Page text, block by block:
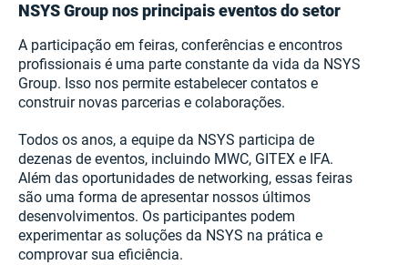
NSYS Group nos principais eventos do setor
A participação em feiras, conferências e encontros
profissionais é uma parte constante da vida da NSYS
Group. Isso nos permite estabelecer contatos e
construir novas parcerias e colaborações.
Todos os anos, a equipe da NSYS participa de
dezenas de eventos, incluindo MWC, GITEX e IFA.
Além das oportunidades de networking, essas feiras
são uma forma de apresentar nossos últimos
desenvolvimentos. Os participantes podem
experimentar as soluções da NSYS na prática e
comprovar sua eficiência.